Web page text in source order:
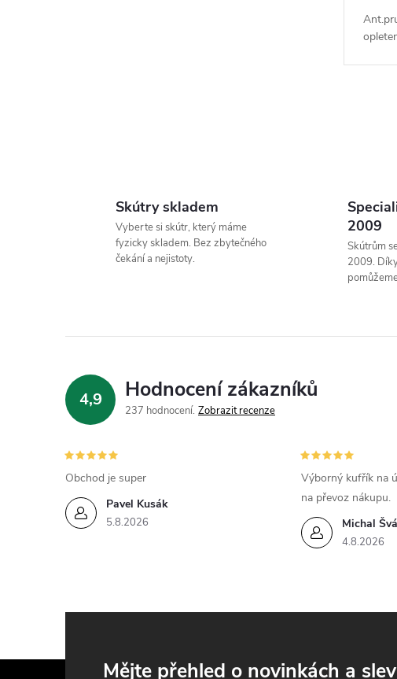
á
d
a
í
k
y
v
s
Skútry skladem
Vyberte si skútr, který máme
fyzicky skladem. Bez zbytečného
čekání a nejistoty.
2009
Skútrům
2009.
4,9 Hodnocení zákazníků
237 hodnocení Zobrazit recenze
Pavel Kusák
5.8.2026
Obchod je super
Michal
4.8.2026
Výborný kufřík na
na převoz nákupu.
Mějte přehled o novinkách a